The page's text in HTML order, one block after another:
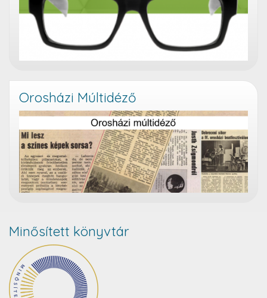
Orosházi Múltidéző
Minősített könyvtár